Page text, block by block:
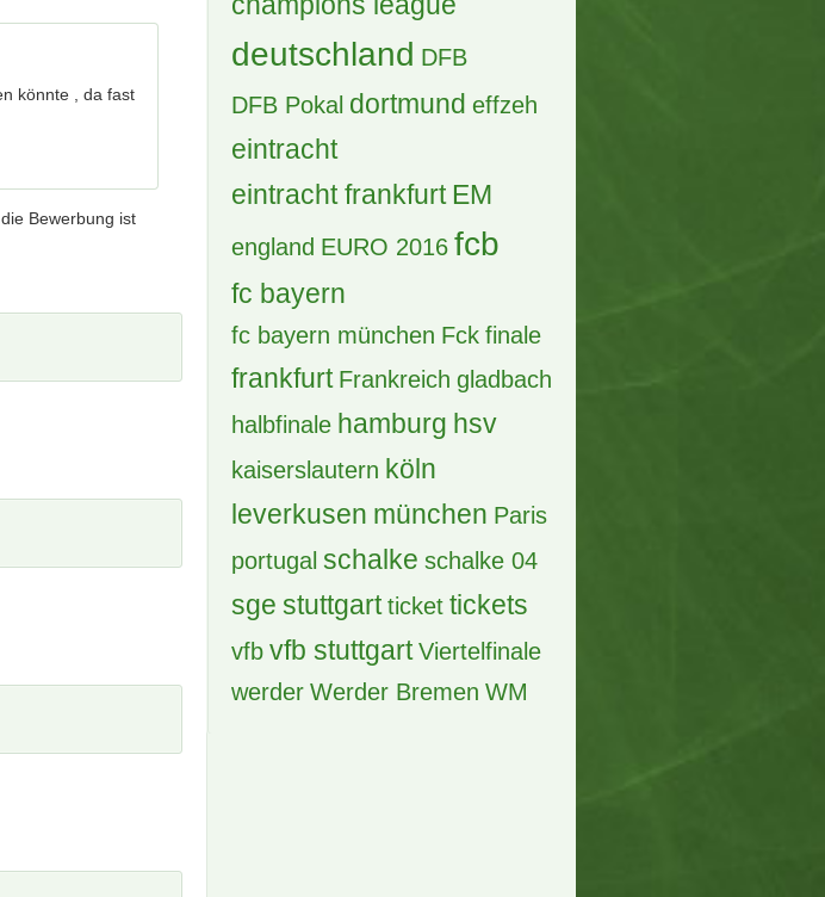
haben.
jegliche
dürfte.
könnte , da fast
Bewerbung ist
New York" Semperoper Dresden
bei Eventim
Tags
achtelfinale allianz arena
bayern berlin biete
Borussia Dortmund
bremen bundesliga bvb
BVB Borussia Dortmund
champions league
deutschland
DFB
DFB Pokal
dortmund effzeh
eintracht
eintracht frankfurt
EM
england EURO 2016 fcb